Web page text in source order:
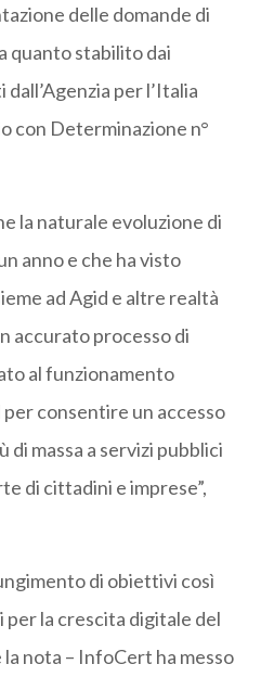
delle domande di
quanto stabilito dai
per l’Italia
con Determinazione n°
la naturale evoluzione di
anno e che ha visto
ad Agid e altre realtà
accurato processo di
al funzionamento
consentire un accesso
di massa a servizi pubblici
di cittadini e imprese”,
di obiettivi così
la crescita digitale del
nota – InfoCert ha messo